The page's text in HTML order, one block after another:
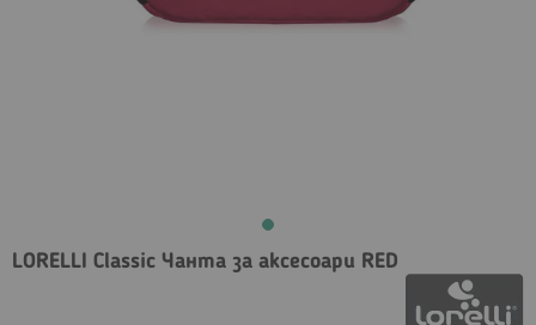
LORELLI Classic Чанта за аксесоари RED